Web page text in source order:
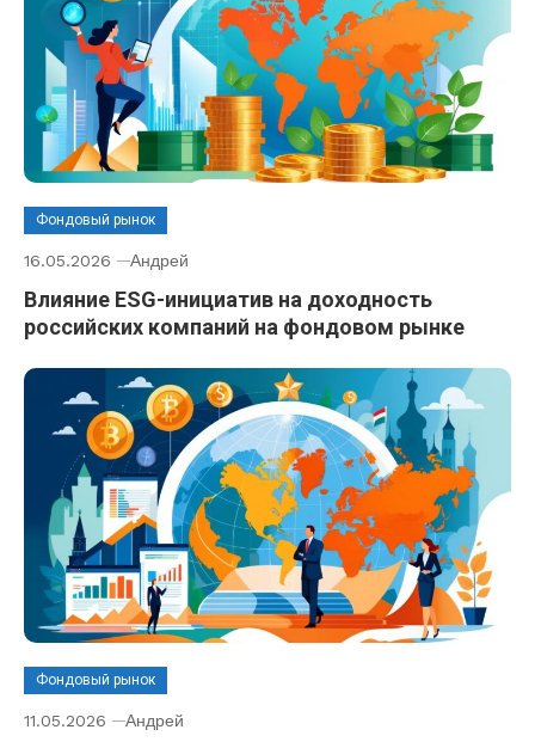
Фондовый рынок
16.05.2026 Андрей
Влияние ESG-инициатив на доходность
российских компаний на фондовом рынке
Фондовый рынок
11.05.2026 Андрей